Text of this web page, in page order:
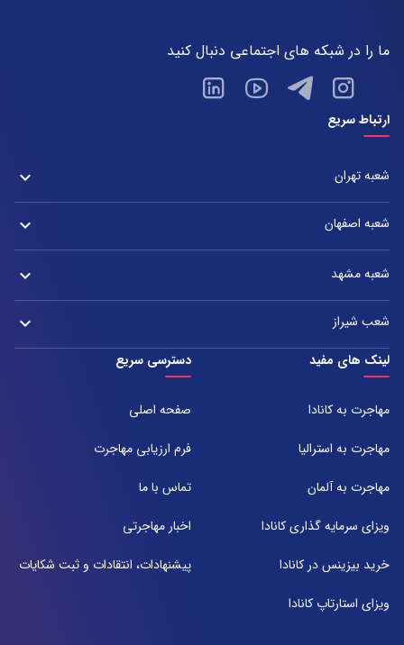
ارتباط سریع
شعبه تهران keyboard_arrow_down
آدرس:
شعبه تهران : خیابان ولیعصر، بین چهار راه پسیان و زعفرانیه – پلاک 2880
تلفن:
021-37972000
شعبه اصفهان keyboard_arrow_down
دفتر اصفهان: میدان آزادی، خیابان سعادت آباد، هولدینگ پارس پندار نهاد
تلفن:
021-43000054
شعبه مشهد keyboard_arrow_down
مشهد، بلوار هفت تیر نبش هفت تیر ۸ برج اداری آرمیتاژ طبقه ۱۶ واحد ۱۶۰۵
تلفن:
051-31737000
شعب شیراز keyboard_arrow_down
شعبه 1
آدرس:
تلفن:
شعبه 2
تلفن:
لینک های مفید
مهاجرت به کانادا
مهاجرت به استرالیا
مهاجرت به آلمان
ویزای سرمایه گذاری کانادا
خرید بیزینس در کانادا
ویزای استارتاپ کانادا
دسترسی سریع
صفحه اصلی
فرم ارزیابی مهاجرت
تماس با ما
اخبار مهاجرتی
پیشنهادات، انتقادات و ثبت شکایات
ما را در شبکه های اجتماعی دنبال کنید